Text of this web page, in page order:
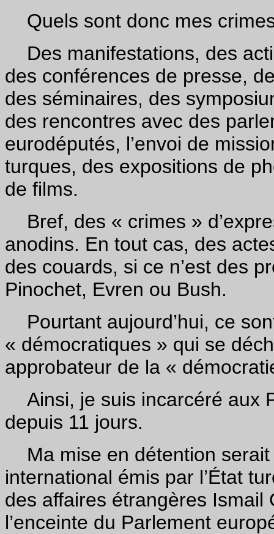
Quels sont donc mes
Des manifestations, des
des conférences de presse,
des séminaires, des
des rencontres avec des
eurodéputés, l’envoi de
turques, des expositions de
de films.
Bref, des « crimes »
anodins. En tout cas, des
des couards, si ce n’est des
Pinochet, Evren ou Bush.
Pourtant aujourd’hui, ce
« démocratiques » qui se
approbateur de la «
Ainsi, je suis incarcéré aux
depuis 11 jours.
Ma mise en détention serait
international émis par l’État
des affaires étrangères
l’enceinte du Parlement